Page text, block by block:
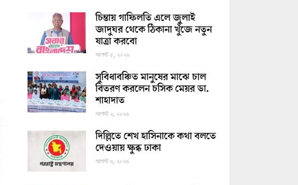
চিন্তায় গাফিলতি এলে জুলাই
জাদুঘর থেকে ঠিকানা খুঁজে নতুন
যাত্রা করবো
আগস্ট ৫, ২০২৬
সুবিধাবঞ্চিত মানুষের মাঝে চাল
বিতরণ করলেন চসিক মেয়র ডা.
শাহাদাত
আগস্ট ২, ২০২৬
দিল্লিতে শেখ হাসিনাকে কথা বলতে
দেওয়ায় ক্ষুব্ধ ঢাকা
আগস্ট ৬, ২০২৬